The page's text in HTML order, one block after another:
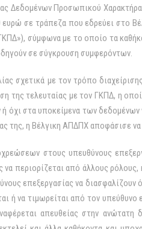
Δεδομένων Προσωπικού
σε τράπεζα που εδρεύει στο
σύμφωνα με το οποίο τα
σε σύγκρουση συμφερόντων.
σχετικά με τον τρόπο
της τελευταίας με τον ΓΚΠΔ, η
όχι στα υποκείμενα των
της, η Βέλγικη ΑΠΔΠΧ αποφάσισε να
στους υπευθύνους
να περιορίζεται από άλλους
επεξεργασίας να διασφαλίζουν
να τιμωρείται από τον υπεύθυνο
απευθείας στην ανώτατη